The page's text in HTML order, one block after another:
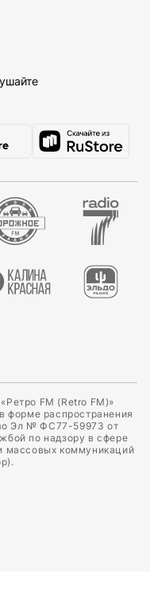
FM (Retro FM)»
форме распространения
Эл № ФС77-59973 от
по надзору в сфере
массовых коммуникаций